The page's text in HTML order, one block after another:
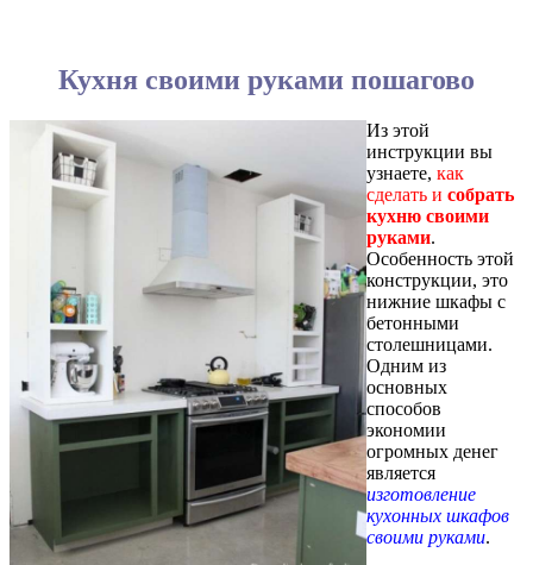
Кухня своими руками пошагово
Из этой
инструкции вы
узнаете, как
сделать и собрать
кухню своими
руками.
Особенность этой
конструкции, это
нижние шкафы с
бетонными
столешницами.
Одним из
основных
способов
экономии
огромных денег
является
изготовление
кухонных шкафов
своими руками.